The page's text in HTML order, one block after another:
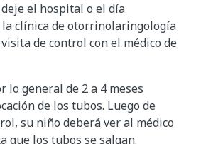
el hospital o el día
clínica de otorrinolaringología
de control con el médico de
lo general de 2 a 4 meses
de los tubos. Luego de
su niño deberá ver al médico
que los tubos se salgan.